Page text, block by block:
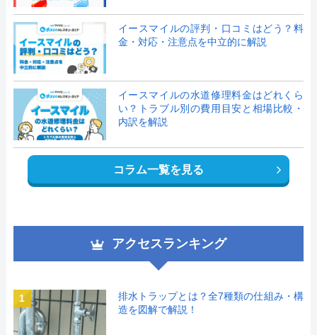
イースマイルの評判・口コミはどう？料
金・対応・注意点を中立的に解説
イースマイルの水道修理料金はどれくら
い？トラブル別の費用目安と相場比較・
内訳を解説
コラム一覧を見る
アクセスランキング
1
排水トラップとは？全7種類の仕組み・構
造を図解で解説！